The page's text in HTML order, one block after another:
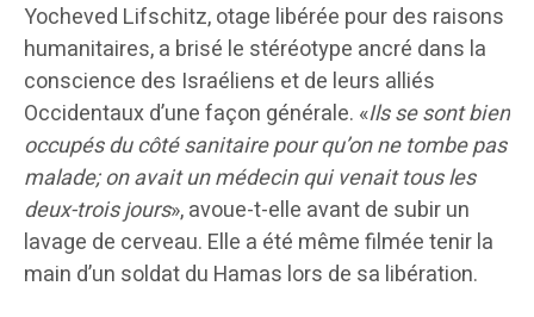
Yocheved Lifschitz, otage libérée pour des raisons
humanitaires, a brisé le stéréotype ancré dans la
conscience des Israéliens et de leurs alliés
Occidentaux d’une façon générale. «Ils se sont bien
occupés du côté sanitaire pour qu’on ne tombe pas
malade; on avait un médecin qui venait tous les
deux-trois jours», avoue-t-elle avant de subir un
lavage de cerveau. Elle a été même filmée tenir la
main d’un soldat du Hamas lors de sa libération.